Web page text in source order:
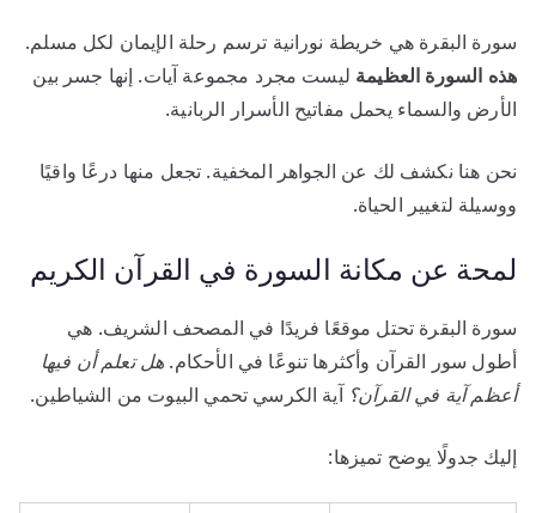
سورة البقرة هي خريطة نورانية ترسم رحلة الإيمان لكل مسلم.
هذه السورة العظيمة ليست مجرد مجموعة آيات. إنها جسر بين
الأرض والسماء يحمل مفاتيح الأسرار الربانية.
نحن هنا نكشف لك عن الجواهر المخفية. تجعل منها درعًا واقيًا
ووسيلة لتغيير الحياة.
لمحة عن مكانة السورة في القرآن الكريم
سورة البقرة تحتل موقعًا فريدًا في المصحف الشريف. هي
أطول سور القرآن وأكثرها تنوعًا في الأحكام. هل تعلم أن فيها
أعظم آية في القرآن؟ آية الكرسي تحمي البيوت من الشياطين.
إليك جدولًا يوضح تميزها: